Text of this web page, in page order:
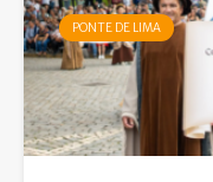
PONTE DE LIMA